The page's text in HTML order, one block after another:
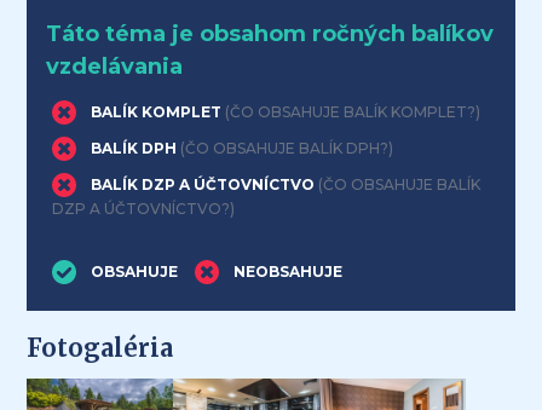
Táto téma je obsahom ročných balíkov
vzdelávania
BALÍK KOMPLET (ČO OBSAHUJE BALÍK KOMPLET?)
BALÍK DPH (ČO OBSAHUJE BALÍK DPH?)
BALÍK DZP A ÚČTOVNÍCTVO (ČO OBSAHUJE BALÍK
DZP A ÚČTOVNÍCTVO?)
OBSAHUJE NEOBSAHUJE
Fotogaléria